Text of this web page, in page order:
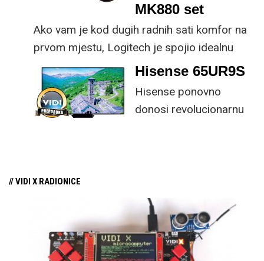
MK880 set
Ako vam je kod dugih radnih sati komfor na
prvom mjestu, Logitech je spojio idealnu
kombinaciju tipkovnice i miša s naprednim
funkcijama.
Hisense 65UR9S
Hisense ponovno
donosi revolucionarnu
// VIDI X RADIONICE